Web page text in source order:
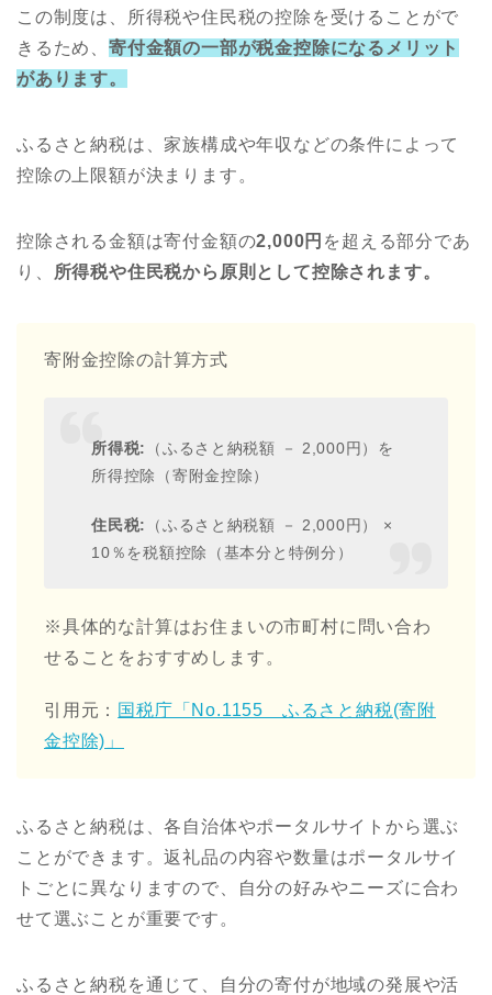
この制度は、所得税や住民税の控除を受けることがで
きるため、 寄付金額の一部が税金控除になるメリット
があります。
ふるさと納税は、家族構成や年収などの条件によって
控除の上限額が決まります。
控除される金額は寄付金額の2,000円 を超える部分であ
り、
所得税や住民税から原則として控除されます。
寄附金控除の計算方式
所得税:
（ふるさと納税額 － 2,000円）を
所得控除（寄附金控除）
住民税:
（ふるさと納税額 － 2,000円） ×
10％を税額控除（基本分と特例分）
※具体的な計算はお住まいの市町村に問い合わ
せることをおすすめします。
引用元： 国税庁「No.1155 ふるさと納税(寄附
金控除)」
ふるさと納税は、各自治体やポータルサイトから選ぶ
ことができます。返礼品の内容や数量はポータルサイ
トごとに異なりますので、自分の好みやニーズに合わ
せて選ぶことが重要です。
ふるさと納税を通じて、自分の寄付が地域の発展や活